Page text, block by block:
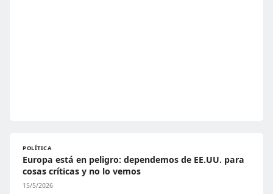
POLÍTICA
Europa está en peligro: dependemos de EE.UU. para
cosas críticas y no lo vemos
15/5/2026